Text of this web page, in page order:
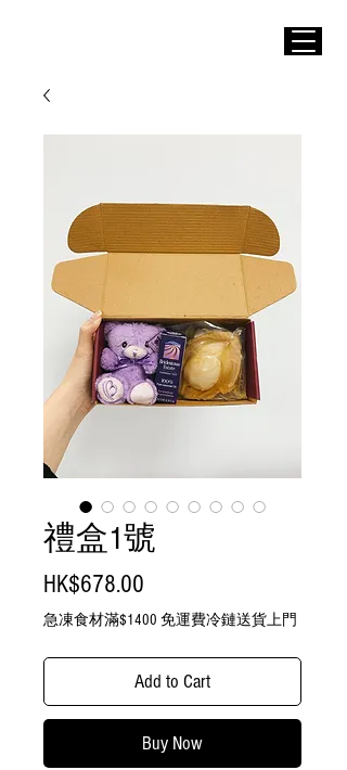
禮盒1號
HK$678.00
急凍食材滿$1400 免運費冷鏈送貨上門
Add to Cart
Buy Now